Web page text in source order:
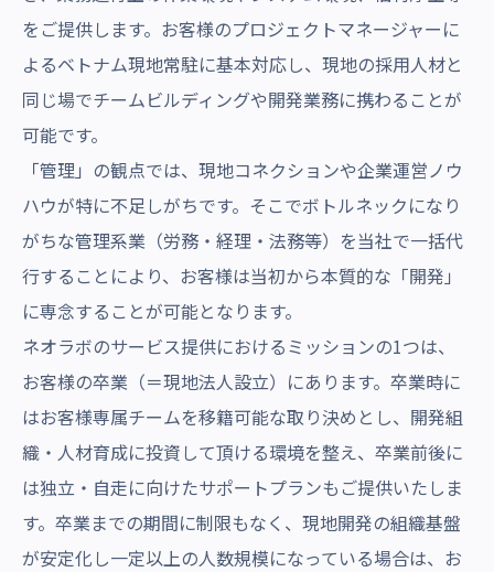
をご提供します。お客様のプロジェクトマネージャーに
よるベトナム現地常駐に基本対応し、現地の採用人材と
同じ場でチームビルディングや開発業務に携わることが
可能です。
「管理」の観点では、現地コネクションや企業運営ノウ
ハウが特に不足しがちです。そこでボトルネックになり
がちな管理系業（労務・経理・法務等）を当社で一括代
行することにより、お客様は当初から本質的な「開発」
に専念することが可能となります。
ネオラボのサービス提供におけるミッションの1つは、
お客様の卒業（＝現地法人設立）にあります。卒業時に
はお客様専属チームを移籍可能な取り決めとし、開発組
織・人材育成に投資して頂ける環境を整え、卒業前後に
は独立・自走に向けたサポートプランもご提供いたしま
す。卒業までの期間に制限もなく、現地開発の組織基盤
が安定化し一定以上の人数規模になっている場合は、お